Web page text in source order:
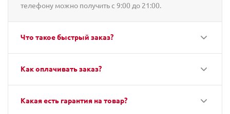
телефону можно получить с 9:00 до 21:00.
Что такое быстрый заказ?
Как оплачивать заказ?
Какая есть гарантия на товар?